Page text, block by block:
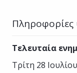
Πληροφορίες
Τελευταία
Τρίτη 28